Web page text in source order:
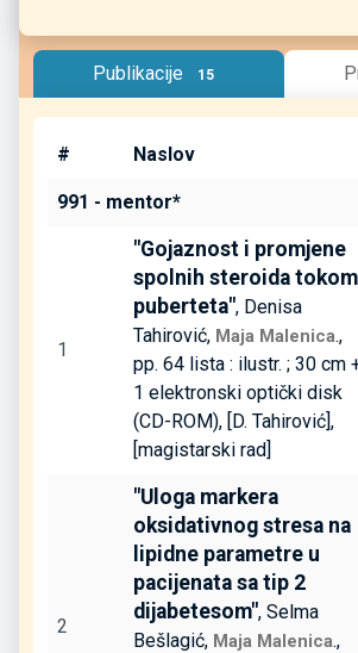
Publikacije 15
# Naslov
991 - mentor*
1
"Gojaznost i promjene
spolnih steroida tokom
puberteta", Denisa
Tahirović, Maja Malenica.,
pp. 64 lista : ilustr. ; 30 cm
1 elektronski optički disk
(CD-ROM), [D. Tahirović],
[magistarski rad]
2
"Uloga markera
oksidativnog stresa na
lipidne parametre u
pacijenata sa tip 2
dijabetesom", Selma
Bešlagić, Maja Malenica.,